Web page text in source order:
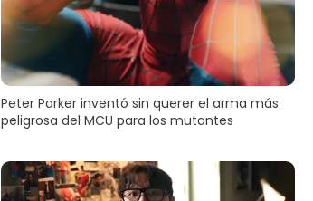
Peter Parker inventó sin querer el arma más
peligrosa del MCU para los mutantes